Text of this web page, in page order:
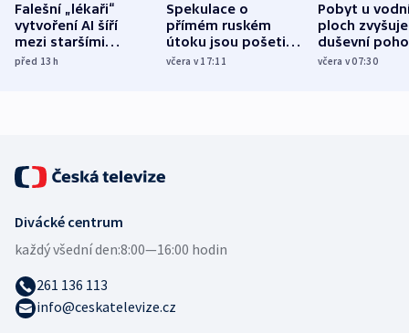
Falešní „lékaři“
vytvoření AI šíří
mezi staršími
Poláky nebezpečné
před 13h
Spekulace o
přímém ruském
útoku jsou pošetilé,
míní estonský
včera v 17:11
Pobyt u
ploch zvyšuje
duševní
ukázala
včera v 07:30
Divácké centrum
každý všední den:8:00—16:00 hodin
261 136 113
info@ceskatelevize.cz